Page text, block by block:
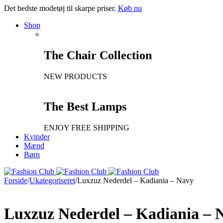
Det bedste modetøj til skarpe priser. Køb nu
Shop
The Chair Collection
NEW PRODUCTS
The Best Lamps
ENJOY FREE SHIPPING
Kvinder
Mænd
Børn
Forside/Ukategoriseret/Luxzuz Nederdel – Kadiania – Navy
Luxzuz Nederdel – Kadiania –